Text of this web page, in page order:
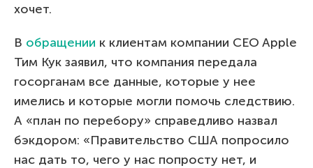
хочет.
В обращении к клиентам компании CEO Apple
Тим Кук заявил, что компания передала
госорганам все данные, которые у нее
имелись и которые могли помочь следствию.
А «план по перебору» справедливо назвал
бэкдором: «Правительство США попросило
нас дать то, чего у нас попросту нет, и